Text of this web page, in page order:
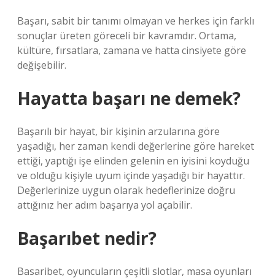
Başarı, sabit bir tanımı olmayan ve herkes için farklı
sonuçlar üreten göreceli bir kavramdır. Ortama,
kültüre, fırsatlara, zamana ve hatta cinsiyete göre
değişebilir.
Hayatta başarı ne demek?
Başarılı bir hayat, bir kişinin arzularına göre
yaşadığı, her zaman kendi değerlerine göre hareket
ettiği, yaptığı işe elinden gelenin en iyisini koyduğu
ve olduğu kişiyle uyum içinde yaşadığı bir hayattır.
Değerlerinize uygun olarak hedeflerinize doğru
attığınız her adım başarıya yol açabilir.
Başarıbet nedir?
Basaribet, oyuncuların çeşitli slotlar, masa oyunları